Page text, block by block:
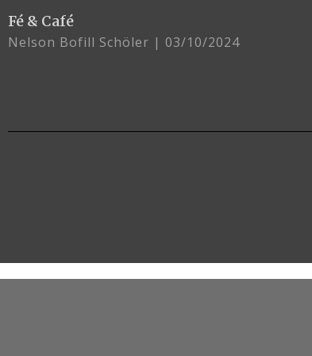
Fé & Café
Nelson Bofill Schöler 03/10/2024